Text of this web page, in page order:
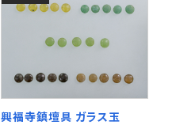
興福寺鎮壇具 ガラス玉